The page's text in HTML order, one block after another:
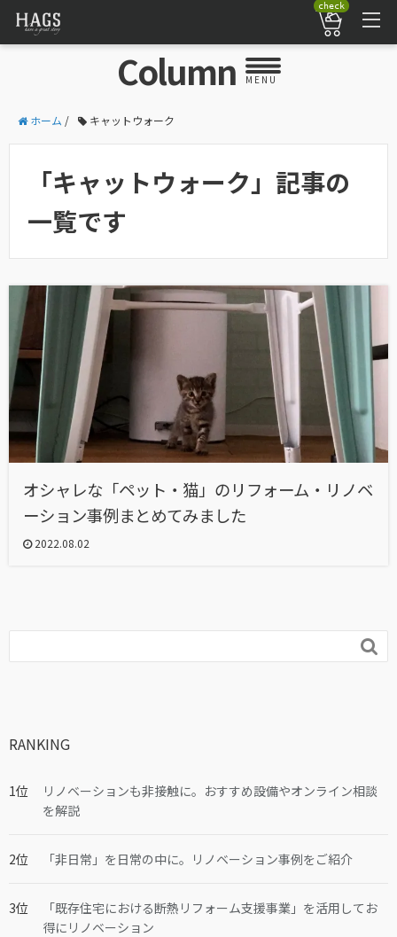
check
Column MENU
ホーム / キャットウォーク
「キャットウォーク」記事の
一覧です
オシャレな「ペット・猫」のリフォーム・リノベ
ーション事例まとめてみました
2022.08.02

RANKING
リノベーションも非接触に。おすすめ設備やオンライン相談
を解説
「非日常」を日常の中に。リノベーション事例をご紹介
「既存住宅における断熱リフォーム支援事業」を活用してお
得にリノベーション